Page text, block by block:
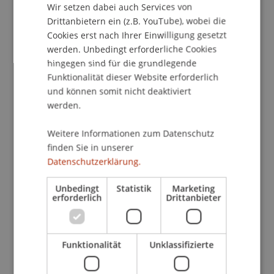
Neben den allgemeinen, grundlegenden
Informationen über die Totalrevision des
Stiftungsrechts stehen nunmehr eine Reihe an
praxisrelevanten Fragen für die Anwender dieser
Rechtsmaterie im Raum. Fragen, die sich um die
konkrete Umsetzung und die praktischen
Berufspraxis drehen.
Diese Fragen sollen gemeinsam mit namhaften
Praktikern und Wissenschaftlern in mehreren,
einzeln buchbaren Seminaren diskutiert,
gemeinsame Lösungen und Wege aufgezeigt und
konkrete Vorgehensweisen für die Praxis
erarbeitet werden.
Wir setzen dabei auch Services von
Drittanbietern ein (z.B. YouTube), wobei die
Cookies erst nach Ihrer Einwilligung gesetzt
werden. Unbedingt erforderliche Cookies
hingegen sind für die grundlegende
Funktionalität dieser Website erforderlich
und können somit nicht deaktiviert
werden.
Weitere Informationen zum Datenschutz
finden Sie in unserer
Datenschutzerklärung.
Unbedingt
erforderlich
Statistik Marketing
Drittanbieter
Funktionalität Unklassifizierte